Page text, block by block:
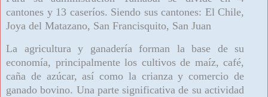
cantones y 13 caseríos. Siendo sus cantones: El Chile,
Joya del Matazano, San Francisquito, San Juan
La agricultura y ganadería forman la base de su
economía, principalmente los cultivos de maíz, café,
caña de azúcar, así como la crianza y comercio de
ganado bovino. Una parte significativa de su actividad